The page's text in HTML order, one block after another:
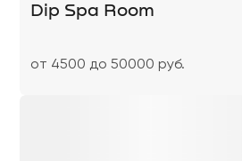
Dip Spa Room
от 4500 до 50000 руб.